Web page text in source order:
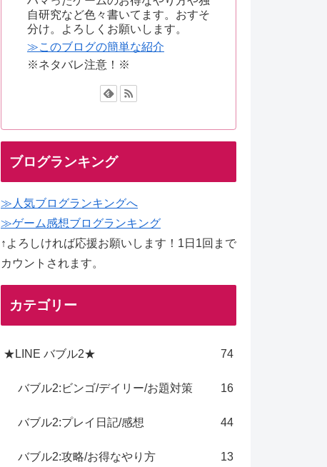
自研究など色々書いてます。おすそ
分け。よろしくお願いします。
≫このブログの簡単な紹介
※ネタバレ注意！※
ブログランキング
≫人気ブログランキングへ
≫ゲーム感想ブログランキング
↑よろしければ応援お願いします！1日1回まで
カウントされます。
カテゴリー
★LINE バブル2★ 74
バブル2:ビンゴ/デイリー/お題対策 16
バブル2:プレイ日記/感想 44
バブル2:攻略/お得なやり方 13